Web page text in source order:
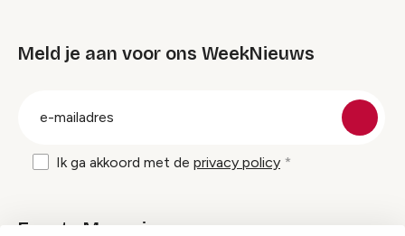
Meld je aan voor ons WeekNieuws
Ik ga akkoord met de privacy policy
Events Magazine